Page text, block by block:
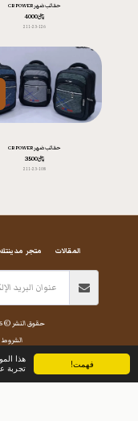
فهمت!
هذا
تجربة
حقائب ضهر CB POWER
4000﷼
211-23-126
حقائب ضهر CB POWER
3500﷼
211-23-108
المقالات متجر مدينتك
حقوق النشر © 2026 جميع الحقوق محفوظة -
الشروط